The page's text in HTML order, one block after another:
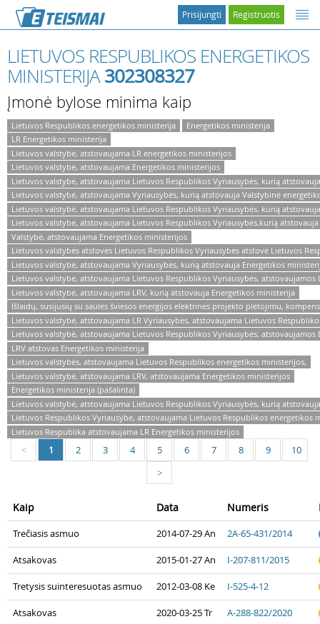
Registruotis
Prisijungti
LIETUVOS RESPUBLIKOS ENERGETIKOS
MINISTERIJA302308327
Įmonė bylose minima kaip
Lietuvos Respublikos energetikos ministerija
Energetikos ministerija
LR Energetikos ministerija
Lietuvos valstybė, atstovaujama LR energetikos ministerijos
Lietuvos valstybė, atstovaujama Energetikos ministerijos
Lietuvos valstybė, atstovaujama Lietuvos Respublikos Vyriausybės, kurią
Lietuvos valstybė, atstovaujama Vyriausybės, kurią atstovauja Valstybinė
Lietuvos valstybė, atstovaujama Lietuvos Respublikos Vyriausybės, kurią
Lietuvos valstybė, atstovaujama Lietuvos Respublikos Vyriausybės,kurią
Valstybė, atstovaujama Energetikos ministerijos
Lietuvos valstybės atstovės Lietuvos Respublikos Vyriausybės atstovė Lietuvos
Lietuvos valstybė, atstovaujama Vyriausybės, kurią atstovauja Energetikos
Lietuvos valstybė, atstovaujama Lietuvos Respublikos Vyriausybės,
Lietuvos valstybė, atstovaujama LRV, kurią atstovauja Energetikos ministerija
Išlaidų, susijusių su saulės šviesos energijos elektrinės projekto plėtojimu,
Lietuvos valstybė, atstovaujama LR Vyriausybės, atstovaujama Lietuvos
Lietuvos valstybė, atstovaujama Lietuvos Respublikos Vyriausybės, atstovaujamos
LRV atstovas Energetikos ministerija
Lietuvos valstybės, atstovaujama Lietuvos Respublikos energetikos ministerijos,
Lietuvos valstybė, atstovaujama LRV, atstovaujama Energetikos ministerijos
Energetikos ministerija (pašalinta)
Lietuvos valstybė, atstovaujama Lietuvos Respublikos Vyriausybės, kurią
Lietuvos Respublikos Vyriausybė, atstovaujama Lietuvos Respublikos energetikos
Lietuvos Respublika atstovaujama LR Energetikos ministerijos
< 1 2 3 4 5 6 7 8 9 10
>
Kaip Data Numeris
Trečiasis asmuo 2014-07-29 An 2A-65-431/2014
Atsakovas 2015-01-27 An I-207-811/2015
Tretysis suinteresuotas asmuo 2012-03-08 Ke I-525-4-12
Atsakovas 2020-03-25 Tr A-288-822/2020